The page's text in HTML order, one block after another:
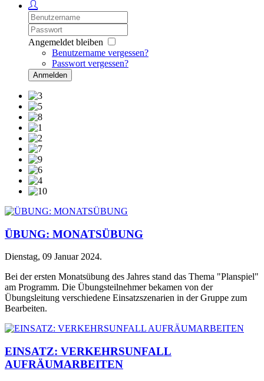
Angemeldet bleiben
Benutzername vergessen?
Passwort vergessen?
Anmelden
ÜBUNG: MONATSÜBUNG
Dienstag, 09 Januar 2024.
Bei der ersten Monatsübung des Jahres stand das Thema "Planspiel"
am Programm. Die Übungsteilnehmer bekamen von der
Übungsleitung verschiedene Einsatzszenarien in der Gruppe zum
Bearbeiten.
EINSATZ: VERKEHRSUNFALL
AUFRÄUMARBEITEN